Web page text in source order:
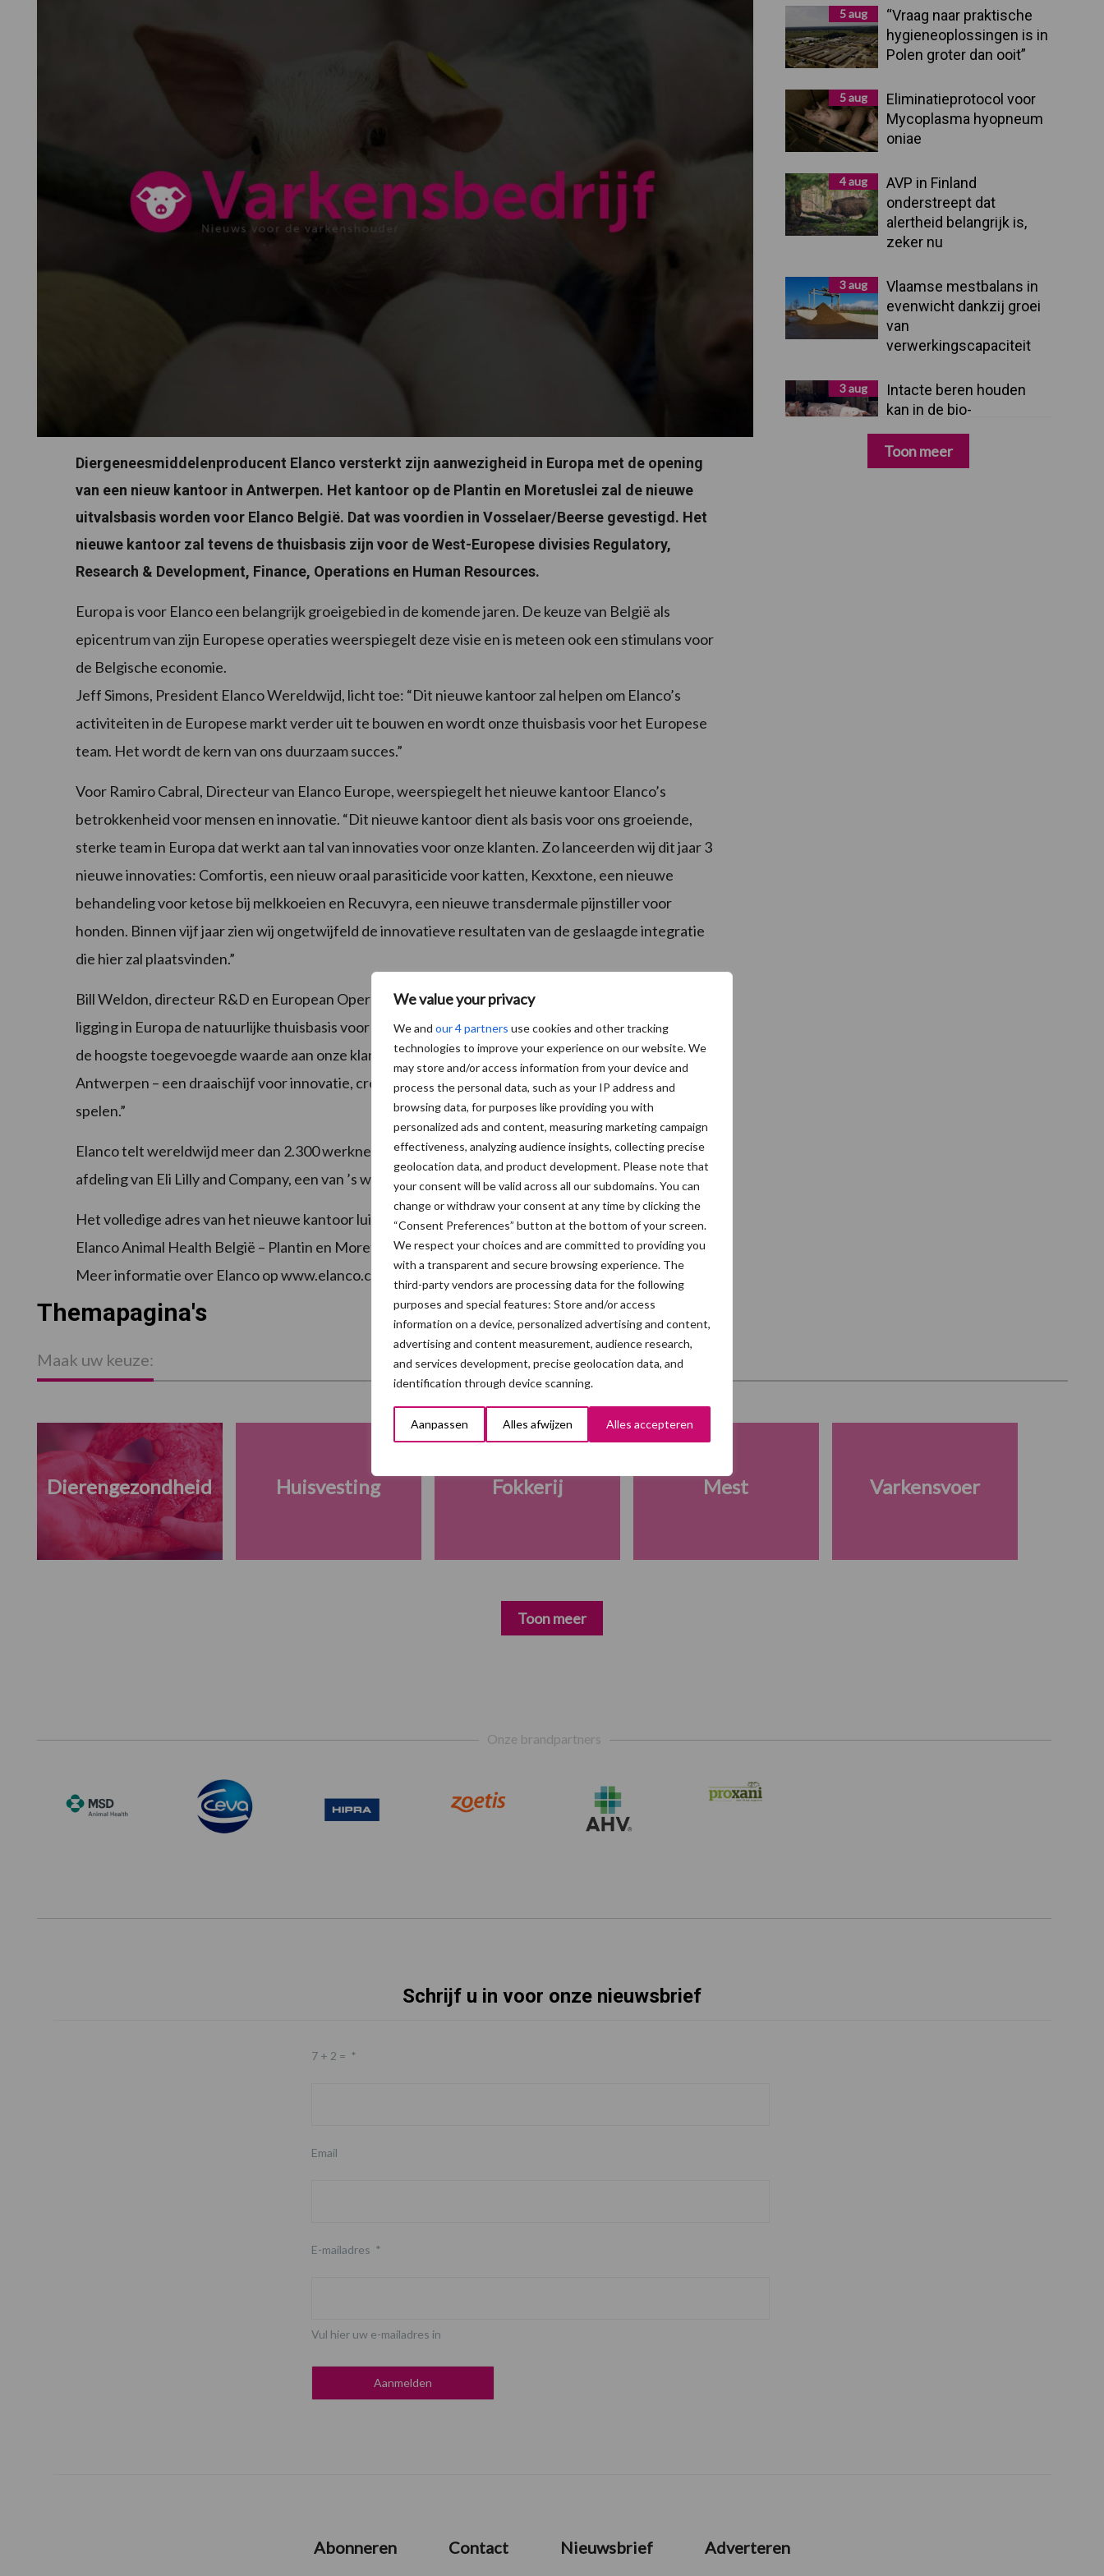
We value your privacy
We and our 4 partners use cookies and other tracking
technologies to improve your experience on our website. We
may store and/or access information from your device and
process the personal data, such as your IP address and
browsing data, for purposes like providing you with
personalized ads and content, measuring marketing campaign
effectiveness, analyzing audience insights, collecting precise
geolocation data, and product development. Please note that
your consent will be valid across all our subdomains. You can
change or withdraw your consent at any time by clicking the
“Consent Preferences” button at the bottom of your screen.
We respect your choices and are committed to providing you
with a transparent and secure browsing experience. The
third-party vendors are processing data for the following
purposes and special features: Store and/or access
information on a device, personalized advertising and content,
advertising and content measurement, audience research,
and services development, precise geolocation data, and
identification through device scanning.
Aanpassen Alles afwijzen Alles accepteren
Diergeneesmiddelenproducent Elanco versterkt zijn aanwezigheid in Europa met de opening
van een nieuw kantoor in Antwerpen. Het kantoor op de Plantin en Moretuslei zal de nieuwe
uitvalsbasis worden voor Elanco België. Dat was voordien in Vosselaer/Beerse gevestigd. Het
nieuwe kantoor zal tevens de thuisbasis zijn voor de West-Europese divisies Regulatory,
Research & Development, Finance, Operations en Human Resources.
Europa is voor Elanco een belangrijk groeigebied in de komende jaren. De keuze van België als
epicentrum van zijn Europese operaties weerspiegelt deze visie en is meteen ook een stimulans voor
de Belgische economie.
Jeff Simons, President Elanco Wereldwijd, licht toe: “Dit nieuwe kantoor zal helpen om Elanco’s
activiteiten in de Europese markt verder uit te bouwen en wordt onze thuisbasis voor het Europese
team. Het wordt de kern van ons duurzaam succes.”
Voor Ramiro Cabral, Directeur van Elanco Europe, weerspiegelt het nieuwe kantoor Elanco’s
betrokkenheid voor mensen en innovatie. “Dit nieuwe kantoor dient als basis voor ons groeiende,
sterke team in Europa dat werkt aan tal van innovaties voor onze klanten. Zo lanceerden wij dit jaar 3
nieuwe innovaties: Comfortis, een nieuw oraal parasiticide voor katten, Kexxtone, een nieuwe
behandeling voor ketose bij melkkoeien en Recuvyra, een nieuwe transdermale pijnstiller voor
honden. Binnen vijf jaar zien wij ongetwijfeld de innovatieve resultaten van de geslaagde integratie
die hier zal plaatsvinden.”
Bill Weldon, directeur R&D en European Operations, voegt eraan toe: “België is door zijn centrale
ligging in Europa de natuurlijke thuisbasis voor ons nieuwe regionale kantoor. Tegen 2017 willen wij
de hoogste toegevoegde waarde aan onze klanten kunnen bieden, en dit nieuwe kantoor in
Antwerpen – een draaischijf voor innovatie, creativiteit en kennisdeling – zal daar een sleutelrol in
spelen.”
Elanco telt wereldwijd meer dan 2.300 werknemers met kantoren in meer dan 40 landen en is een
afdeling van Eli Lilly and Company, een van ’s wereld grootste farmaceutische firma’s.
Het volledige adres van het nieuwe kantoor luidt als volt:
Elanco Animal Health België – Plantin en Moretuslei 1A (3rd floor), B-2018 Antwerpen
Meer informatie over Elanco op www.elanco.com.
Sidebar5 aug
“Vraag naar praktische
hygieneoplossingen is in
Polen groter dan ooit”
5 aug
Eliminatieprotocol voor
Mycoplasma hyopneum
oniae
4 aug
AVP in Finland
onderstreept dat
alertheid belangrijk is,
zeker nu
3 aug
Vlaamse mestbalans in
evenwicht dankzij groei
van
verwerkingscapaciteit
3 aug
Intacte beren houden
kan in de bio-
varkenshouderij, maar
dan moet alles kloppen
Toon meer
Themapagina's
Maak uw keuze:
Dierengezondheid Huisvesting Fokkerij Mest Varkensvoer
Toon meer
Onze brandpartners
Schrijf u in voor onze nieuwsbrief
7 + 2 = *
Email
E-mailadres *
Vul hier uw e-mailadres in
Abonneren Contact Nieuwsbrief Adverteren